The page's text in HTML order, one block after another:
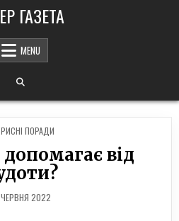
ГАЗЕТА
MENU
ПОРАДИ
від
2022